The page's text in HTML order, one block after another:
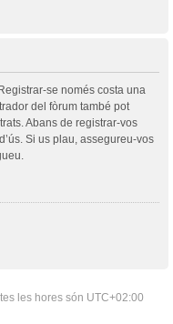
se només costa una
del fòrum també pot
Abans de registrar-vos
Si us plau, assegureu-vos
les hores són UTC+02:00